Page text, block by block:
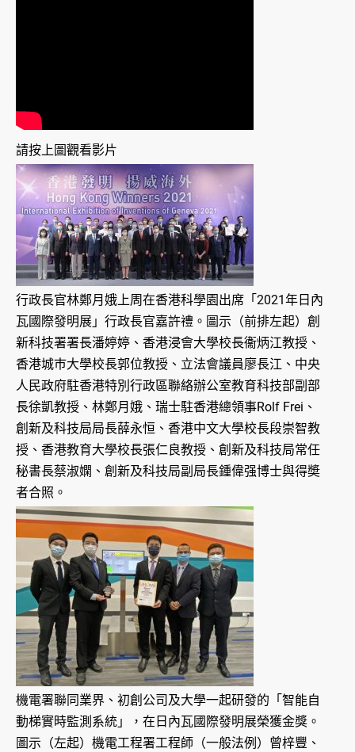
請按上圖觀看影片
行政長官林鄭月娥上周在香港科學園出席「2021年日內
瓦國際發明展」行政長官嘉許禮。圖示（前排左起）創
新科技署署長潘婷婷、香港浸會大學校長衞炳江教授、
香港城巿大學校長郭位教授、立法會議員廖長江、中央
人民政府駐香港特別行政區聯絡辦公室教育科技部副部
長徐凱教授、林鄭月娥、瑞士駐香港總領事Rolf Frei、
創新及科技局局長薛永恒、香港中文大學校長段崇智教
授、香港教育大學校長張仁良教授、創新及科技局常任
秘書長蔡淑嫻、創新及科技局副局長鍾偉强博士與得奬
者合照。
機電署聯同業界、初創公司及大學一起研發的「智能自
動梯實時監測系統」，在日內瓦國際發明展榮獲金獎。
圖示（左起）機電工程署工程師（一般法例）曾梓豐、